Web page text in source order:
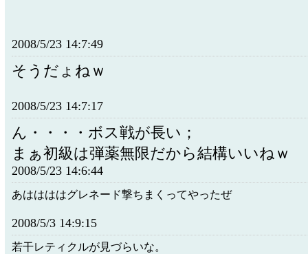
2008/5/23 14:7:49
そうだょねｗ
2008/5/23 14:7:17
ん・・・・ボス戦が長い；
まぁ初級は弾薬無限だから結構いいねｗ
2008/5/23 14:6:44
あははははグレネード撃ちまくってやったぜ
2008/5/3 14:9:15
若干レティクルが見づらいな。